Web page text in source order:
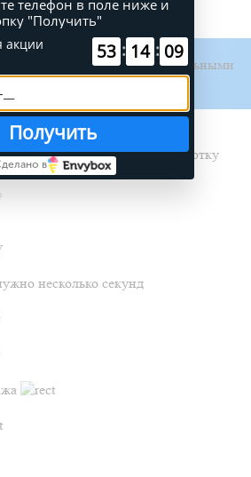
Искать
проверенную бригаду с реальными
акциях и распродажах
Я даю согласие на обработку
соглашаюсь сполитикой
несколько секунд
телефон в поле ниже и
"Получить"
акции 53 : 14 : 09
Получить
в